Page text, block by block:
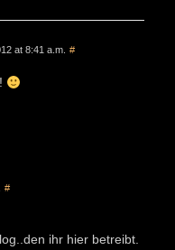
at 8:41 a.m. #
#
ihr hier betreibt.